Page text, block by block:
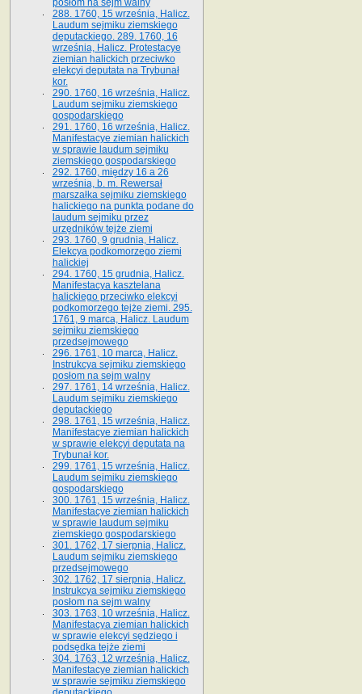
posłom na sejm walny
288. 1760, 15 września, Halicz.
Laudum sejmiku ziemskiego
deputackiego. 289. 1760, 16
września, Halicz. Protestacye
ziemian halickich przeciwko
elekcyi deputata na Trybunał
kor.
290. 1760, 16 września, Halicz.
Laudum sejmiku ziemskiego
gospodarskiego
291. 1760, 16 września, Halicz.
Manifestacye ziemian halickich
w sprawie laudum sejmiku
ziemskiego gospodarskiego
292. 1760, między 16 a 26
września, b. m. Rewersał
marszałka sejmiku ziemskiego
halickiego na punkta podane do
laudum sejmiku przez
urzędników tejże ziemi
293. 1760, 9 grudnia, Halicz.
Elekcya podkomorzego ziemi
halickiej
294. 1760, 15 grudnia, Halicz.
Manifestacya kasztelana
halickiego przeciwko elekcyi
podkomorzego tejże ziemi. 295.
1761, 9 marca, Halicz. Laudum
sejmiku ziemskiego
przedsejmowego
296. 1761, 10 marca, Halicz.
Instrukcya sejmiku ziemskiego
posłom na sejm walny
297. 1761, 14 września, Halicz.
Laudum sejmiku ziemskiego
deputackiego
298. 1761, 15 września, Halicz.
Manifestacye ziemian halickich
w sprawie elekcyi deputata na
Trybunał kor.
299. 1761, 15 września, Halicz.
Laudum sejmiku ziemskiego
gospodarskiego
300. 1761, 15 września, Halicz.
Manifestacye ziemian halickich
w sprawie laudum sejmiku
ziemskiego gospodarskiego
301. 1762, 17 sierpnia, Halicz.
Laudum sejmiku ziemskiego
przedsejmowego
302. 1762, 17 sierpnia, Halicz.
Instrukcya sejmiku ziemskiego
posłom na sejm walny
303. 1763, 10 września, Halicz.
Manifestacya ziemian halickich
w sprawie elekcyi sędziego i
podsędka tejże ziemi
304. 1763, 12 września, Halicz.
Manifestacye ziemian halickich
w sprawie sejmiku ziemskiego